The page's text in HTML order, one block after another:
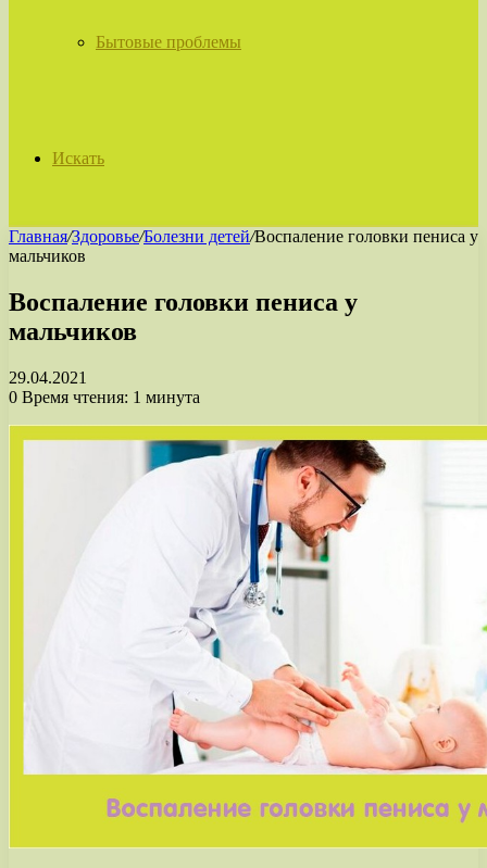
Бытовые проблемы
Искать
Главная/Здоровье/Болезни детей/Воспаление головки пениса у
мальчиков
Воспаление головки пениса у
мальчиков
29.04.2021
0 Время чтения: 1 минута